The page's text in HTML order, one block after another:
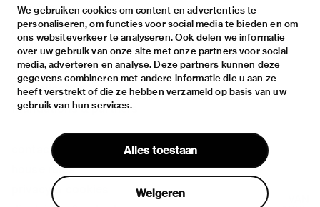
We gebruiken cookies om content en advertenties te
personaliseren, om functies voor social media te bieden en om
ons websiteverkeer te analyseren. Ook delen we informatie
over uw gebruik van onze site met onze partners voor social
media, adverteren en analyse. Deze partners kunnen deze
gegevens combineren met andere informatie die u aan ze
heeft verstrekt of die ze hebben verzameld op basis van uw
gebruik van hun services.
Alles toestaan
Weigeren
activities
practical information
about
the museum
the collection
foundations & partners
contact
house rules
privacy & cookies